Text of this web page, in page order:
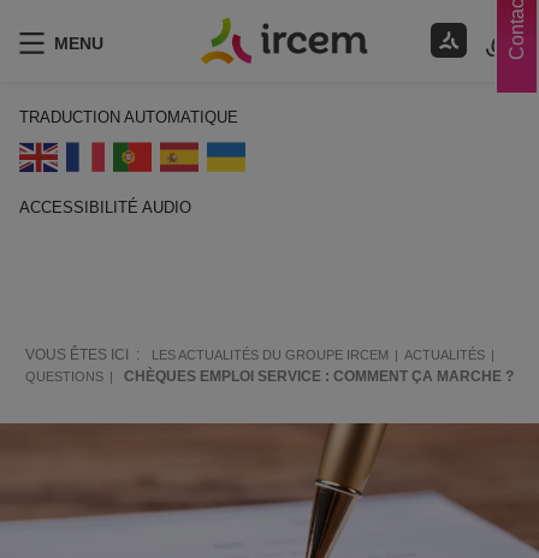
Contacts
MENU
TRADUCTION AUTOMATIQUE
ACCESSIBILITÉ AUDIO
VOUS ÊTES ICI : LES ACTUALITÉS DU GROUPE IRCEM
ACTUALITÉS
QUESTIONS
CHÈQUES EMPLOI SERVICE : COMMENT ÇA MARCHE ?